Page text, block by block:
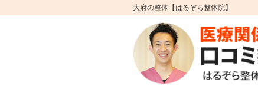
大府の整体【はるぞら整体院】